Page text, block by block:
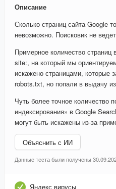
Описание
Сколько страниц сайта Google
невозможно. Поисковик не
Примерное количество страниц
site:, на который мы
искажено страницами, которые
robots.txt, но попали в выдачу
Чуть более точное количество
индексирования» в Google
могут быть искажены из-за
Объяснить с ИИ
Данные теста были получены
Яндекс вирусы